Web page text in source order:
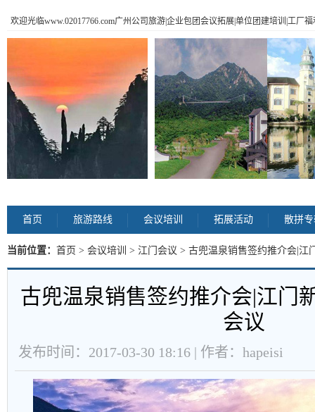
欢迎光临www.02017766.com广州公司旅游|企业包团会议拓展|单位团建培训|工厂
首页 旅游路线 会议培训 拓展活动 散拼
当前位置： 首页 > 会议培训 > 江门会议 > 古兜温泉销售签约推介会|江
古兜温泉销售签约推介会|江门
会议
发布时间：2017-03-30 18:16 | 作者：hapeisi